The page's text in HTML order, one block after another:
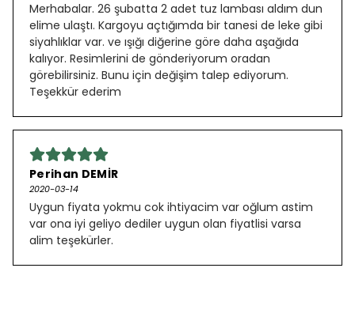
Merhabalar. 26 şubatta 2 adet tuz lambası aldım dun
elime ulaştı. Kargoyu açtığımda bir tanesi de leke gibi
siyahlıklar var. ve ışığı diğerine göre daha aşağıda
kalıyor. Resimlerini de gönderiyorum oradan
görebilirsiniz. Bunu için değişim talep ediyorum.
Teşekkür ederim
Perihan DEMİR
2020-03-14
Uygun fiyata yokmu cok ihtiyacim var oğlum astim
var ona iyi geliyo dediler uygun olan fiyatlisi varsa
alim teşekürler.